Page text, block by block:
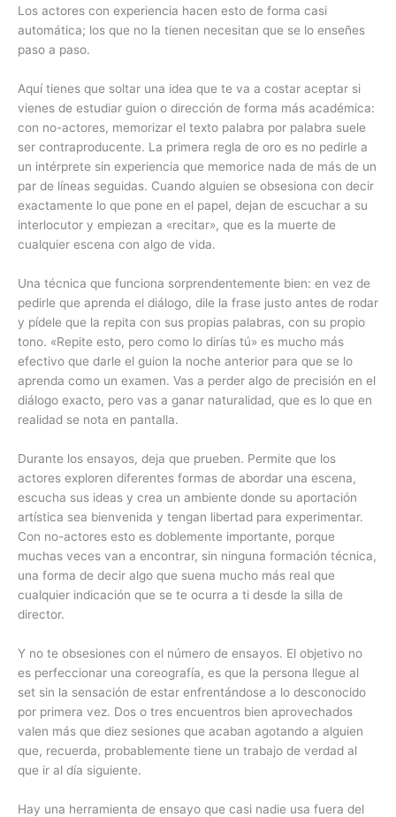
Los actores con experiencia hacen esto de forma casi
automática; los que no la tienen necesitan que se lo enseñes
paso a paso.
Aquí tienes que soltar una idea que te va a costar aceptar si
vienes de estudiar guion o dirección de forma más académica:
con no-actores, memorizar el texto palabra por palabra suele
ser contraproducente. La primera regla de oro es no pedirle a
un intérprete sin experiencia que memorice nada de más de un
par de líneas seguidas. Cuando alguien se obsesiona con decir
exactamente lo que pone en el papel, dejan de escuchar a su
interlocutor y empiezan a «recitar», que es la muerte de
cualquier escena con algo de vida.
Una técnica que funciona sorprendentemente bien: en vez de
pedirle que aprenda el diálogo, dile la frase justo antes de rodar
y pídele que la repita con sus propias palabras, con su propio
tono. «Repite esto, pero como lo dirías tú» es mucho más
efectivo que darle el guion la noche anterior para que se lo
aprenda como un examen. Vas a perder algo de precisión en el
diálogo exacto, pero vas a ganar naturalidad, que es lo que en
realidad se nota en pantalla.
Durante los ensayos, deja que prueben. Permite que los
actores exploren diferentes formas de abordar una escena,
escucha sus ideas y crea un ambiente donde su aportación
artística sea bienvenida y tengan libertad para experimentar.
Con no-actores esto es doblemente importante, porque
muchas veces van a encontrar, sin ninguna formación técnica,
una forma de decir algo que suena mucho más real que
cualquier indicación que se te ocurra a ti desde la silla de
director.
Y no te obsesiones con el número de ensayos. El objetivo no
es perfeccionar una coreografía, es que la persona llegue al
set sin la sensación de estar enfrentándose a lo desconocido
por primera vez. Dos o tres encuentros bien aprovechados
valen más que diez sesiones que acaban agotando a alguien
que, recuerda, probablemente tiene un trabajo de verdad al
que ir al día siguiente.
Hay una herramienta de ensayo que casi nadie usa fuera del